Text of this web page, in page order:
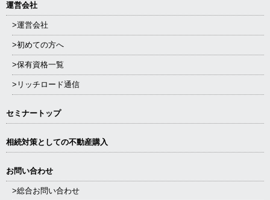
運営会社
>運営会社
>初めての方へ
>保有資格一覧
>リッチロード通信
セミナートップ
相続対策としての不動産購入
お問い合わせ
>総合お問い合わせ